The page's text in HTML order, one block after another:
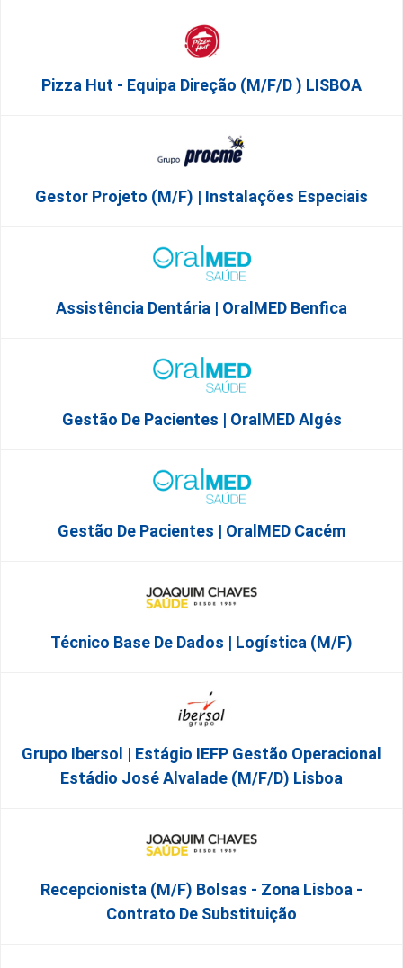
Pizza Hut - Equipa Direção (m/f/d ) LISBOA
Gestor Projeto (m/f) | Instalações Especiais
Assistência Dentária | OralMED Benfica
Gestão De Pacientes | OralMED Algés
Gestão De Pacientes | OralMED Cacém
Técnico Base De Dados | Logística (M/F)
Grupo Ibersol | Estágio IEFP Gestão Operacional
Estádio José Alvalade (m/f/d) Lisboa
Recepcionista (M/F) Bolsas - Zona Lisboa -
Contrato De Substituição